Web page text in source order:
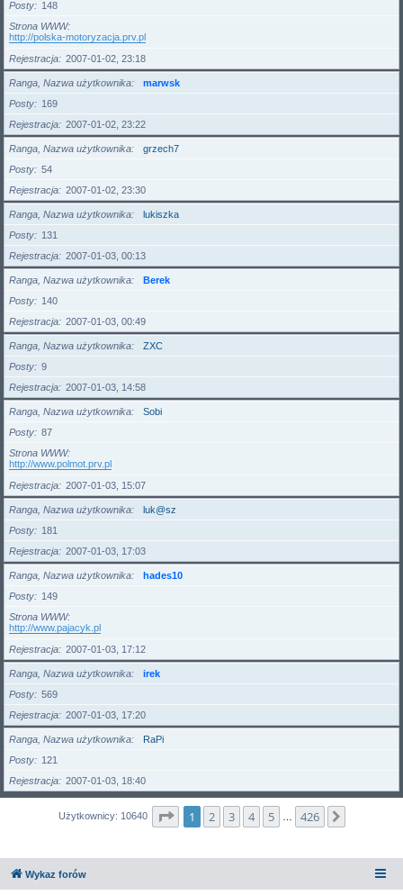
Posty
148
Strona WWW
http://polska-motoryzacja.prv.pl
Rejestracja
2007-01-02, 23:18
Ranga, Nazwa użytkownika
marwsk
Posty
169
Rejestracja
2007-01-02, 23:22
Ranga, Nazwa użytkownika
grzech7
Posty
54
Rejestracja
2007-01-02, 23:30
Ranga, Nazwa użytkownika
lukiszka
Posty
131
Rejestracja
2007-01-03, 00:13
Ranga, Nazwa użytkownika
Berek
Posty
140
Rejestracja
2007-01-03, 00:49
Ranga, Nazwa użytkownika
ZXC
Posty
9
Rejestracja
2007-01-03, 14:58
Ranga, Nazwa użytkownika
Sobi
Posty
87
Strona WWW
http://www.polmot.prv.pl
Rejestracja
2007-01-03, 15:07
Ranga, Nazwa użytkownika
luk@sz
Posty
181
Rejestracja
2007-01-03, 17:03
Ranga, Nazwa użytkownika
hades10
Posty
149
Strona WWW
http://www.pajacyk.pl
Rejestracja
2007-01-03, 17:12
Ranga, Nazwa użytkownika
irek
Posty
569
Rejestracja
2007-01-03, 17:20
Ranga, Nazwa użytkownika
RaPi
Posty
121
Rejestracja
2007-01-03, 18:40
Użytkownicy: 10640 Strona1 z426
1 2 3 4 5 426
Wykaz forów